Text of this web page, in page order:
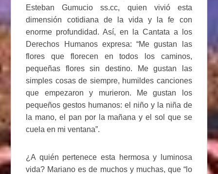
Esteban Gumucio ss.cc, quien vivió esta
dimensión cotidiana de la vida y la fe con
enorme profundidad. Así, en la Cantata a los
Derechos Humanos expresa: “Me gustan las
flores que florecen en todos los caminos,
pequeñas flores sin destino. Me gustan las
simples cosas de siempre, humildes canciones
que empezaron y murieron. Me gustan los
pequeños gestos humanos: el niño y la niña de
la mano, el pan por la mañana y el sol que se
cuela en mi ventana”.
¿A quién pertenece esta hermosa y luminosa
vida? Mariano es de muchos y muchas, que “lo